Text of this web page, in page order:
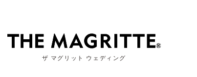
ザ マグリット ウェディング